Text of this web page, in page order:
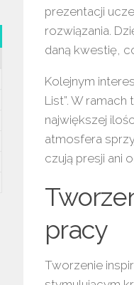
prezentacji
rozwiązania.
daną kwestię,
Kolejnym
List”. W
największej
atmosfera
czują presji ani
pracy
Tworzenie